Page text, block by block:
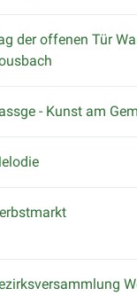
der offenen Tür
- Kunst am